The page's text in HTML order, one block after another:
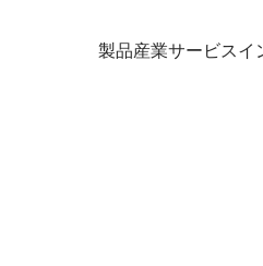
製品産業サービスイ